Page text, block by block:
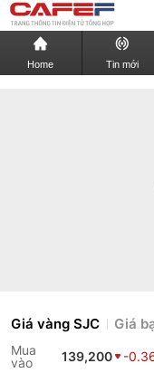
Home Tin mới
Giá vàng SJC Giá
Mua
vào
139,200
-